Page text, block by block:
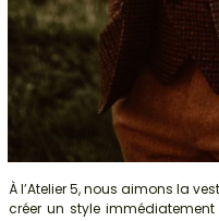
À l’Atelier 5, nous aimons la
créer un style